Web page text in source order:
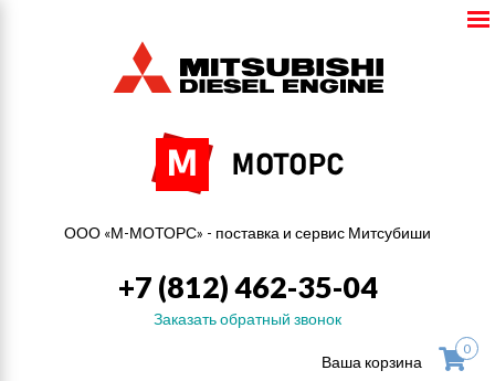
ООО «М-МОТОРС» - поставка и сервис Митсубиши
+7 (812) 462-35-04
Заказать обратный звонок
Ваша корзина
0